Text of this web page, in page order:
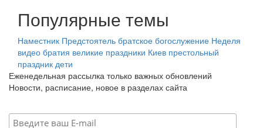
Популярные темы
Наместник Предстоятель братское богослужение Неделя
видео братия великие праздники Киев престольный
праздник дети
Еженедельная рассылка только важных обновлений
Новости, расписание, новое в разделах сайта